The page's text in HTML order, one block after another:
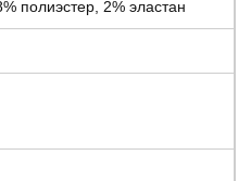
полиэстер, 2% эластан